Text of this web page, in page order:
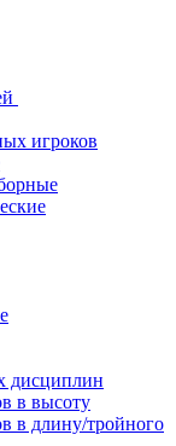
игроков
дисциплин
в высоту
в длину/тройного